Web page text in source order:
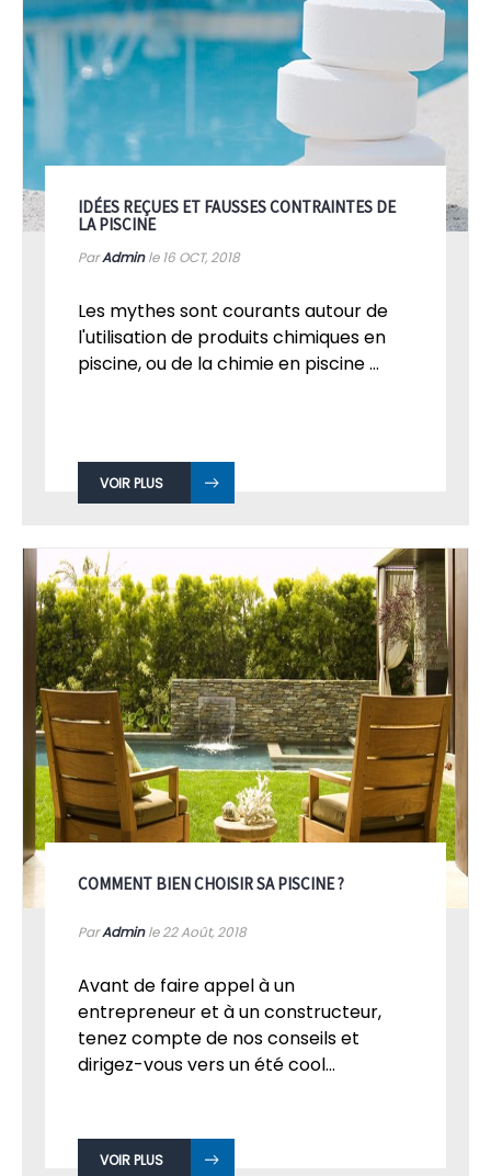
IDÉES REÇUES ET FAUSSES CONTRAINTES DE
LA PISCINE
ParAdminle 16 OCT, 2018
Les mythes sont courants autour de
l'utilisation de produits chimiques en
piscine, ou de la chimie en piscine ...
VOIR PLUS
COMMENT BIEN CHOISIR SA PISCINE ?
ParAdminle 22Août, 2018
Avant de faire appel à un
entrepreneur et à un constructeur,
tenez compte de nos conseils et
dirigez-vous vers un été cool...
VOIR PLUS